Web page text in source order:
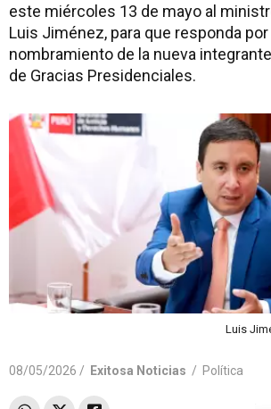
este miércoles 13 de mayo al
Luis Jiménez, para que responda
nombramiento de la nueva
de Gracias Presidenciales.
Luis
08/05/2026 / Exitosa Noticias / Política